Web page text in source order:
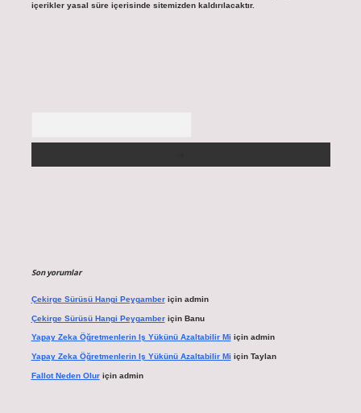
içerikler yasal süre içerisinde sitemizden kaldırılacaktır.
Son yorumlar
Çekirge Sürüsü Hangi Peygamberiçin admin
Çekirge Sürüsü Hangi Peygamberiçin Banu
Yapay Zeka Öğretmenlerin Iş Yükünü Azaltabilir Mi için admin
Yapay Zeka Öğretmenlerin Iş Yükünü Azaltabilir Mi için Taylan
Fallot Neden Oluriçin admin